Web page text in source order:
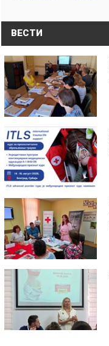
ВЕСТИ